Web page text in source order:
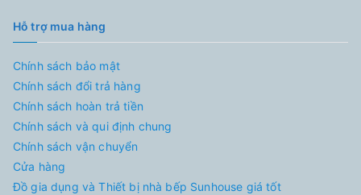
Hỗ trợ mua hàng
Chính sách bảo mật
Chính sách đổi trả hàng
Chính sách hoàn trả tiền
Chính sách và qui định chung
Chính sách vận chuyển
Cửa hàng
Đồ gia dụng và Thiết bị nhà bếp Sunhouse giá tốt